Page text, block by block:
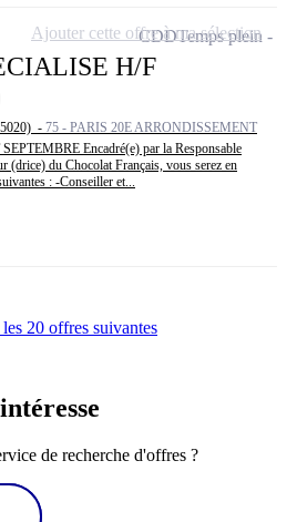
H/F
- 75 - PARIS 20E ARRONDISSEMENT
Encadré(e) par la Responsable
(drice) du Chocolat Français, vous serez en
: -Conseiller et...
CDDTemps plein
Ajouter cette offre à ma sélection
20 offres suivantes
de recherche d'offres ?